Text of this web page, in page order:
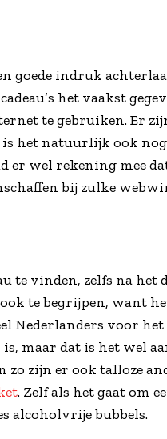
goede indruk
het vaakst
te gebruiken. Er
het natuurlijk ook
wel rekening mee dat
bij zulke
te vinden, zelfs na het
te begrijpen, want
Nederlanders voor
maar dat is het wel
zo zijn er ook talloze
. Zelf als het gaat om
alcoholvrije bubbels.